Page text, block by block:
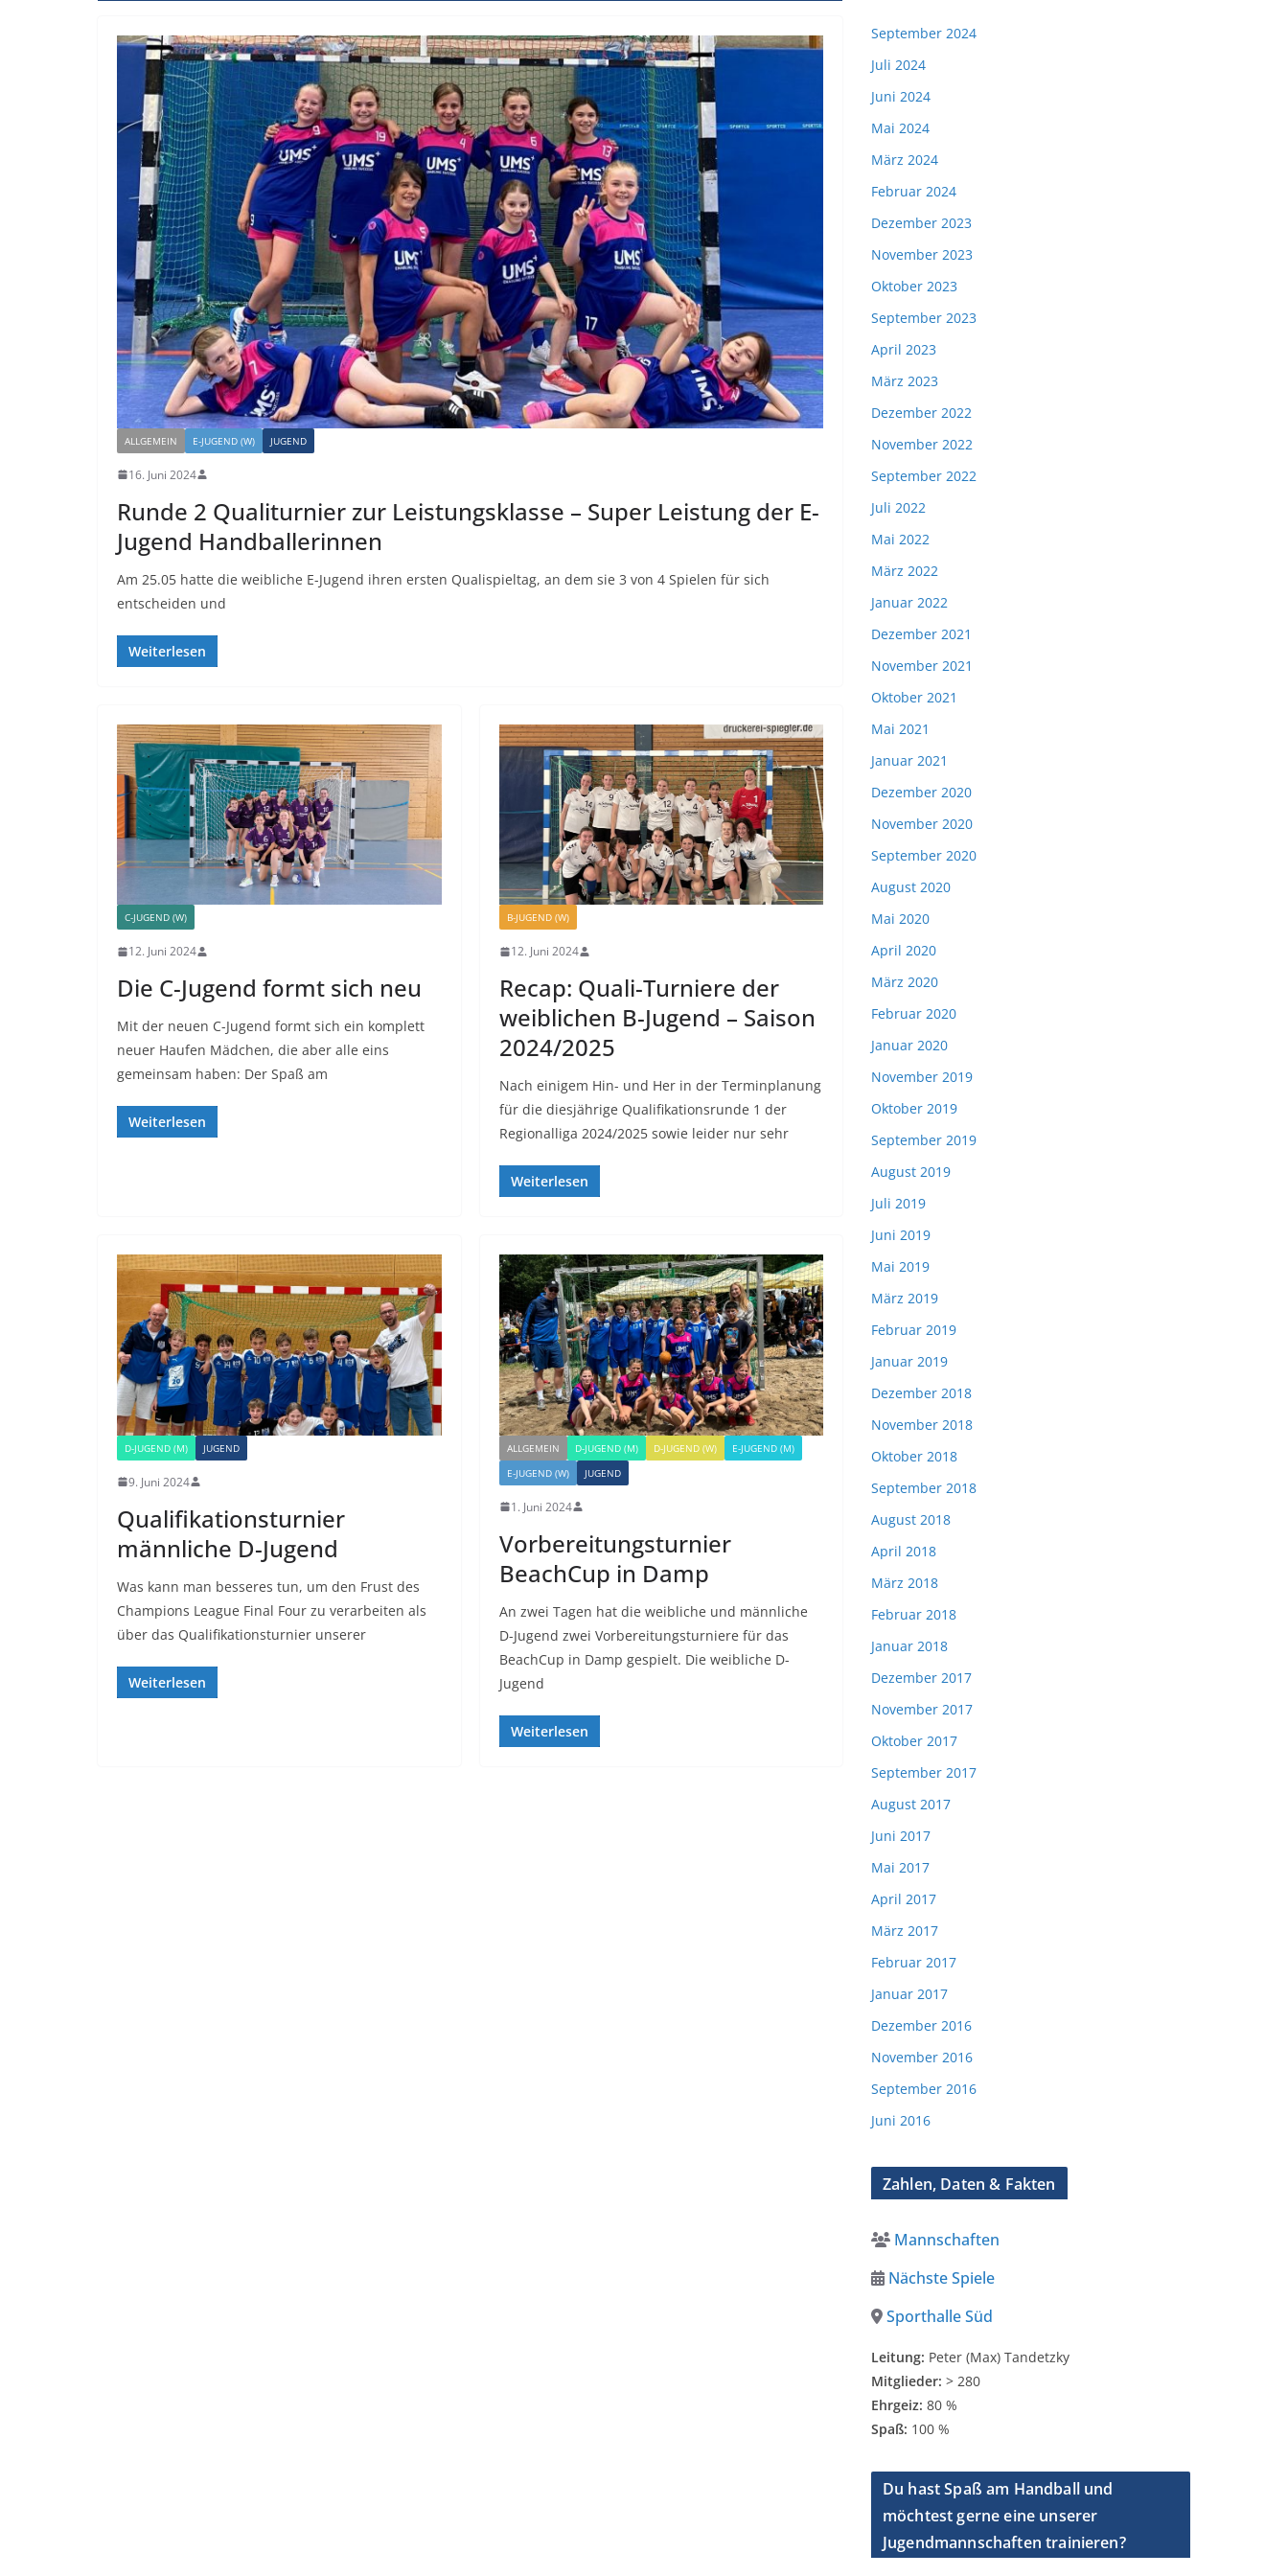
ALLGEMEIN E-JUGEND (W) JUGEND
16. Juni 2024
Runde 2 Qualiturnier zur Leistungsklasse – Super Leistung der E-
Jugend Handballerinnen
Am 25.05 hatte die weibliche E-Jugend ihren ersten Qualispieltag, an dem sie 3 von 4 Spielen für sich
entscheiden und
Weiterlesen
C-JUGEND (W)
12. Juni 2024
Die C-Jugend formt sich neu
Mit der neuen C-Jugend formt sich ein komplett
neuer Haufen Mädchen, die aber alle eins
gemeinsam haben: Der Spaß am
Weiterlesen
B-JUGEND (W)
12. Juni 2024
Recap: Quali-Turniere der
weiblichen B-Jugend – Saison
2024/2025
Nach einigem Hin- und Her in der Terminplanung
für die diesjährige Qualifikationsrunde 1 der
Regionalliga 2024/2025 sowie leider nur sehr
Weiterlesen
D-JUGEND (M) JUGEND
9. Juni 2024
Qualifikationsturnier
männliche D-Jugend
Was kann man besseres tun, um den Frust des
Champions League Final Four zu verarbeiten als
über das Qualifikationsturnier unserer
Weiterlesen
ALLGEMEIN D-JUGEND (M) D-JUGEND (W)
E-JUGEND (M)
E-JUGEND (W)
JUGEND
1. Juni 2024
Vorbereitungsturnier
BeachCup in Damp
An zwei Tagen hat die weibliche und männliche
D-Jugend zwei Vorbereitungsturniere für das
BeachCup in Damp gespielt. Die weibliche D-
Jugend
Weiterlesen
September 2024
Juli 2024
Juni 2024
Mai 2024
März 2024
Februar 2024
Dezember 2023
November 2023
Oktober 2023
September 2023
April 2023
März 2023
Dezember 2022
November 2022
September 2022
Juli 2022
Mai 2022
März 2022
Januar 2022
Dezember 2021
November 2021
Oktober 2021
Mai 2021
Januar 2021
Dezember 2020
November 2020
September 2020
August 2020
Mai 2020
April 2020
März 2020
Februar 2020
Januar 2020
November 2019
Oktober 2019
September 2019
August 2019
Juli 2019
Juni 2019
Mai 2019
März 2019
Februar 2019
Januar 2019
Dezember 2018
November 2018
Oktober 2018
September 2018
August 2018
April 2018
März 2018
Februar 2018
Januar 2018
Dezember 2017
November 2017
Oktober 2017
September 2017
August 2017
Juni 2017
Mai 2017
April 2017
März 2017
Februar 2017
Januar 2017
Dezember 2016
November 2016
September 2016
Juni 2016
Zahlen, Daten & Fakten
Mannschaften
Nächste Spiele
Sporthalle Süd
Leitung: Peter (Max) Tandetzky
Mitglieder: > 280
Ehrgeiz: 80 %
Spaß: 100 %
Du hast Spaß am Handball und
möchtest gerne eine unserer
Jugendmannschaften trainieren?